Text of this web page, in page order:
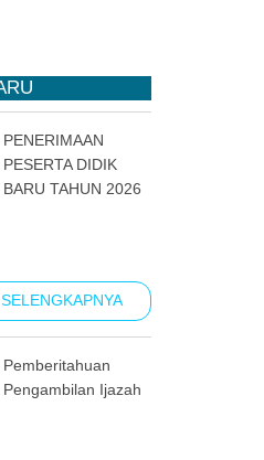
PENERIMAAN
PESERTA DIDIK
BARU TAHUN 2026
SELENGKAPNYA
Pemberitahuan
Pengambilan Ijazah